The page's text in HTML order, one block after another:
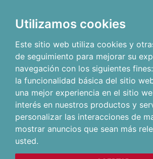
Utilizamos cookies
Este sitio web utiliza cookies y
de seguimiento para mejorar su
navegación con los siguientes fines:
la funcionalidad básica del sitio
una mejor experiencia en el sitio
interés en nuestros productos y
personalizar las interacciones de
mostrar anuncios que sean más
usted.